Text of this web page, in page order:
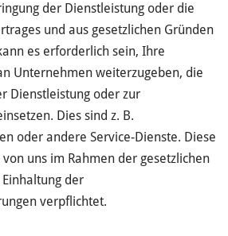
der Dienstleistung oder die
und aus gesetzlichen Gründen
es erforderlich sein, Ihre
Unternehmen weiterzugeben, die
Dienstleistung oder zur
Dies sind z. B.
oder andere Service-Dienste. Diese
uns im Rahmen der gesetzlichen
der
verpflichtet.